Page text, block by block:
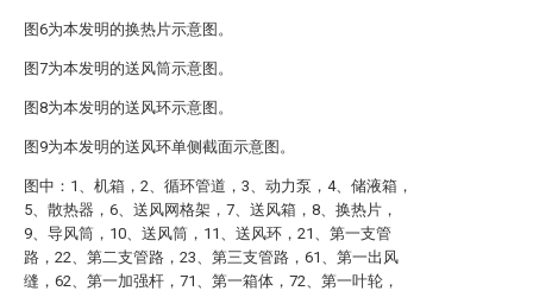
图6为本发明的换热片示意图。
图7为本发明的送风筒示意图。
图8为本发明的送风环示意图。
图9为本发明的送风环单侧截面示意图。
图中：1、机箱，2、循环管道，3、动力泵，4、储液箱，
5、散热器，6、送风网格架，7、送风箱，8、换热片，
9、导风筒，10、送风筒，11、送风环，21、第一支管
路，22、第二支管路，23、第三支管路，61、第一出风
缝，62、第一加强杆，71、第一箱体，72、第一叶轮，